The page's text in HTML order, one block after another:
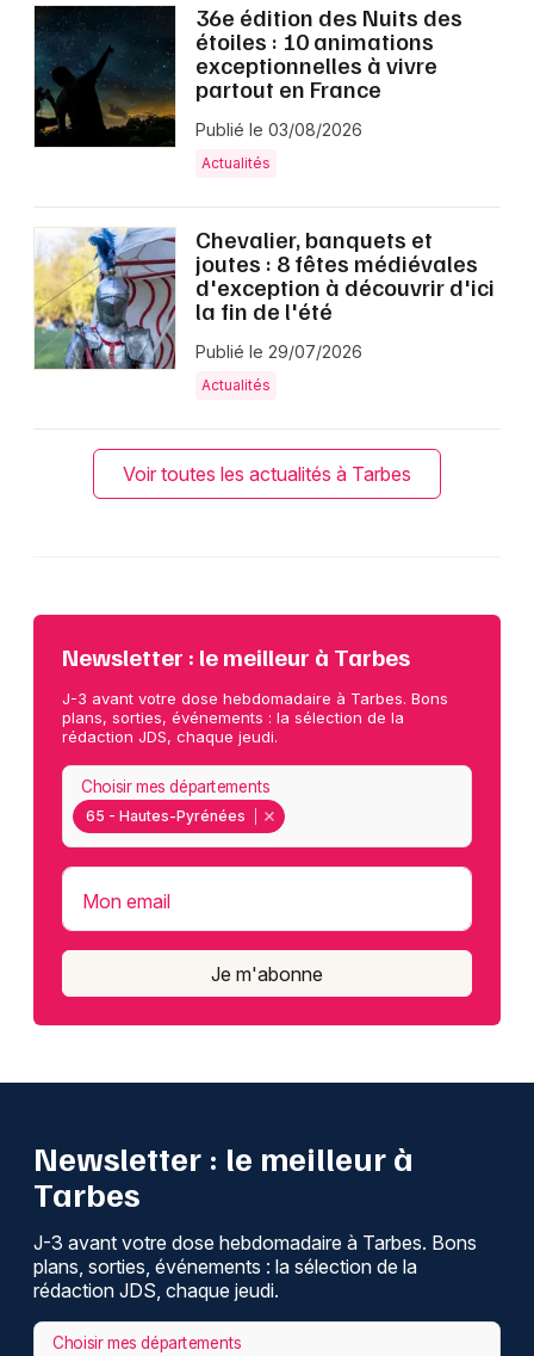
36e édition des Nuits des
étoiles : 10 animations
exceptionnelles à vivre
partout en France
Publié le 03/08/2026
Actualités
Chevalier, banquets et
joutes : 8 fêtes médiévales
d'exception à découvrir d'ici
la fin de l'été
Publié le 29/07/2026
Actualités
Voir toutes les actualités à Tarbes
Newsletter : le meilleur à Tarbes
J-3 avant votre dose hebdomadaire à Tarbes. Bons
plans, sorties, événements : la sélection de la
rédaction JDS, chaque jeudi.
65 - Hautes-Pyrénées
Choisir mes départements
Mon email
Je m'abonne
Newsletter : le meilleur à
Tarbes
J-3 avant votre dose hebdomadaire à Tarbes. Bons
plans, sorties, événements : la sélection de la
rédaction JDS, chaque jeudi.
Choisir mes départements